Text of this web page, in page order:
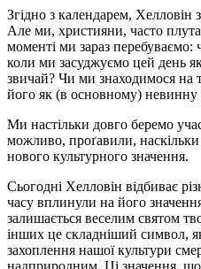
Згідно з календарем,
Але ми, християни, часто
моменті ми зараз
коли ми засуджуємо цей день
звичай? Чи ми знаходимося на
його як (в основному) невинну
Ми настільки довго беремо
можливо, проґавили, наскільки
нового культурного значення.
Сьогодні Хелловін відбиває
часу вплинули на його
залишається веселим святом
інших це складніший символ,
захоплення нашої культури
надприродним. Ці значення,